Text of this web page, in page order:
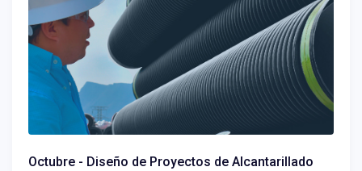
Octubre - Diseño de Proyectos de Alcantarillado